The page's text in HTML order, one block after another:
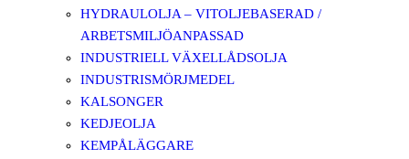
HYDRAULOLJA – VITOLJEBASERAD /
ARBETSMILJÖANPASSAD
INDUSTRIELL VÄXELLÅDSOLJA
INDUSTRISMÖRJMEDEL
KALSONGER
KEDJEOLJA
KEMPÅLÄGGARE